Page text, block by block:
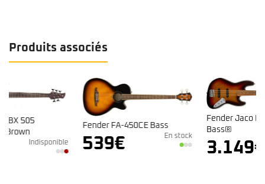
Produits associés
Fender FA-450CE Bass
539€ En stock
Fender Jaco Pastorius Jazz
Bass®
3.149€ Indisponible